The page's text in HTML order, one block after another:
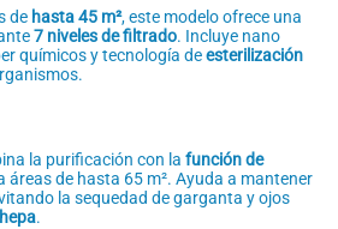
de hasta 45 m², este modelo ofrece una
7 niveles de filtrado. Incluye nano
químicos y tecnología deesterilización
la purificación con la función de
áreas de hasta 65 m². Ayuda a mantener
la sequedad de garganta y ojos
.